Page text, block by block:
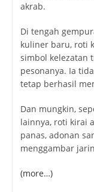
akrab.
Di tengah
kuliner baru, roti
simbol kelezatan
pesonanya. Ia
tetap berhasil
Dan mungkin,
lainnya, roti kirai
panas, adonan
menggambar
(more…)